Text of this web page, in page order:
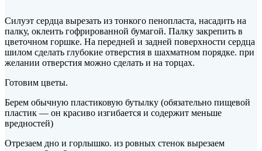
Силуэт сердца вырезать из тонкого пенопласта, насадить на
палку, оклеить гофрированной бумагой. Палку закрепить в
цветочном горшке. На передней и задней поверхности сердца
шилом сделать глубокие отверстия в шахматном порядке. при
желании отверстия можно сделать и на торцах.
Готовим цветы.
Берем обычную пластиковую бутылку (обязательно пищевой
пластик — он красиво изгибается и содержит меньше
вредностей)
Отрезаем дно и горлышко. из ровных стенок вырезаем